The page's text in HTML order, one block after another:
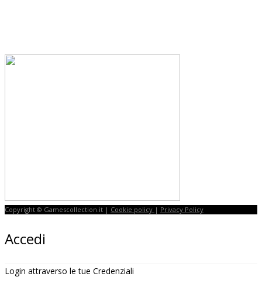
Copyright © Gamescollection.it | Cookie policy | Privacy Policy
Accedi
Login attraverso le tue Credenziali